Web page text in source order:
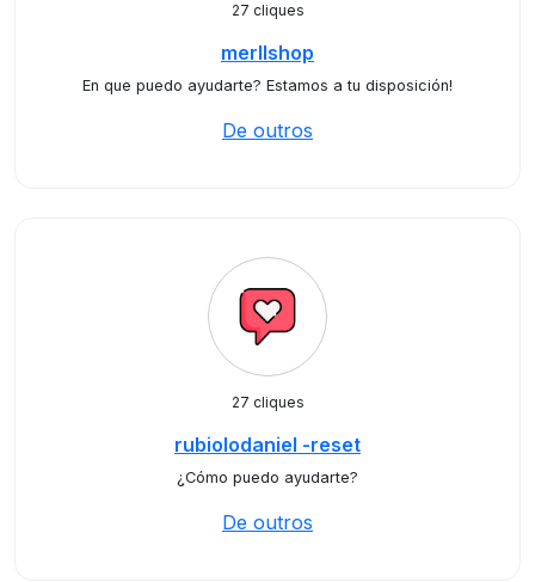
27 cliques
merllshop
En que puedo ayudarte? Estamos a tu disposición!
De outros
27 cliques
rubiolodaniel -reset
¿Cómo puedo ayudarte?
De outros